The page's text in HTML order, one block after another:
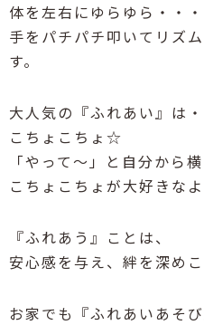
体を左右にゆらゆら・・・
手をパチパチ叩いてリズ
す。
大人気の『ふれあい』は・
こちょこちょ☆
「やって～」と自分から
こちょこちょが大好きなよ
『ふれあう』ことは、
安心感を与え、絆を深め
お家でも『ふれあいあそ